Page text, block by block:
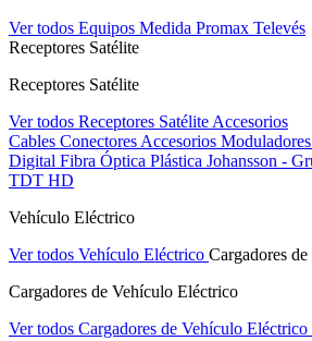
Ver todos Equipos Medida Promax Televés
Receptores Satélite
Receptores Satélite
Ver todos Receptores Satélite Accesorios
Cables Conectores Accesorios Moduladores
Digital Fibra Óptica Plástica Johansson -
TDT HD
Vehículo Eléctrico
Ver todos Vehículo Eléctrico Cargadores
Cargadores de Vehículo Eléctrico
Ver todos Cargadores de Vehículo Eléctrico